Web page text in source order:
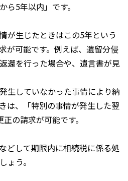
ら5年以内」です。
が生じたときはこの5年という
が可能です。例えば、遺留分侵
還を行った場合や、遺言書が見
生していなかった事情により納
は、「特別の事情が発生した翌
の請求が可能です。
どして期限内に相続税に係る処
ょう。